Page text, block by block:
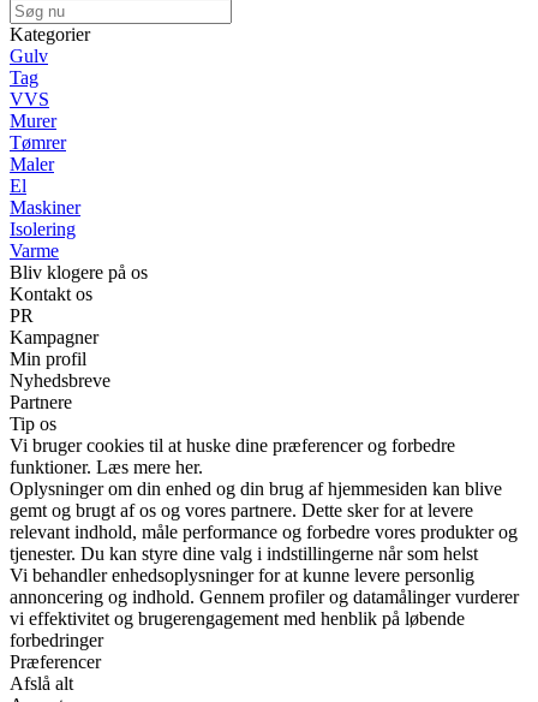
Kategorier
Gulv
Tag
VVS
Murer
Tømrer
Maler
El
Maskiner
Isolering
Varme
Bliv klogere på os
Kontakt os
PR
Kampagner
Min profil
Nyhedsbreve
Partnere
Tip os
Vi bruger cookies til at huske dine præferencer og forbedre
funktioner. Læs mere her.
Oplysninger om din enhed og din brug af hjemmesiden kan blive
gemt og brugt af os og vores partnere. Dette sker for at levere
relevant indhold, måle performance og forbedre vores produkter og
tjenester. Du kan styre dine valg i indstillingerne når som helst
Vi behandler enhedsoplysninger for at kunne levere personlig
annoncering og indhold. Gennem profiler og datamålinger vurderer
vi effektivitet og brugerengagement med henblik på løbende
forbedringer
Præferencer
Afslå alt